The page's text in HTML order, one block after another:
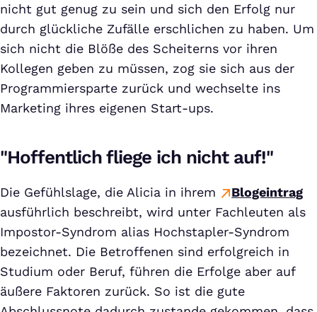
nicht gut genug zu sein und sich den Erfolg nur
durch glückliche Zufälle erschlichen zu haben. Um
sich nicht die Blöße des Scheiterns vor ihren
Kollegen geben zu müssen, zog sie sich aus der
Programmiersparte zurück und wechselte ins
Marketing ihres eigenen Start-ups.
"Hoffentlich fliege ich nicht auf!"
Die Gefühlslage, die Alicia in ihrem
Blogeintrag
ausführlich beschreibt, wird unter Fachleuten als
Impostor-Syndrom alias Hochstapler-Syndrom
bezeichnet. Die Betroffenen sind erfolgreich in
Studium oder Beruf, führen die Erfolge aber auf
äußere Faktoren zurück. So ist die gute